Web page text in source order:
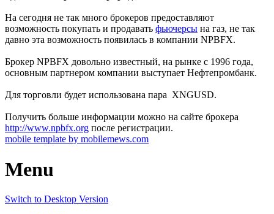
На сегодня не так много брокеров предоставляют
возможность покупать и продавать фьючерсы на газ, не так
давно эта возможность появилась в компании NPBFX.
Брокер NPBFX довольно известный, на рынке с 1996 года,
основным партнером компании выступает Нефтепромбанк.
Для торговли будет использована пара XNGUSD.
Получить больше информации можно на сайте брокера
http://www.npbfx.org после регистрации.
mobile template by mobilemews.com
Menu
Switch to Desktop Version